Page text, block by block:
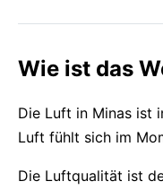
Wie ist das
Die Luft in Minas ist
Luft fühlt sich im
Die Luftqualität ist